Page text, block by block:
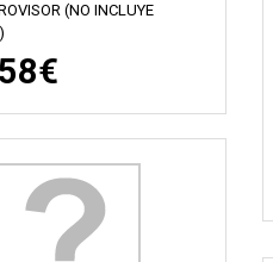
(NO INCLUYE